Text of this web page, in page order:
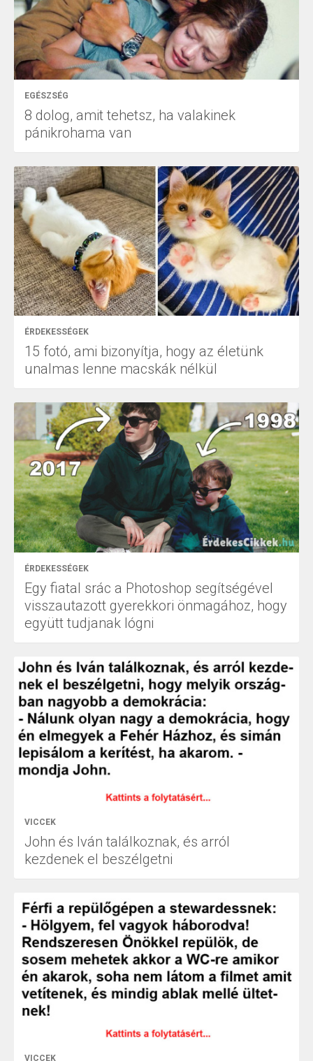
EGÉSZSÉG
8 dolog, amit tehetsz, ha valakinek
pánikrohama van
ÉRDEKESSÉGEK
15 fotó, ami bizonyítja, hogy az életünk
unalmas lenne macskák nélkül
ÉRDEKESSÉGEK
Egy fiatal srác a Photoshop segítségével
visszautazott gyerekkori önmagához, hogy
együtt tudjanak lógni
VICCEK
John és Iván találkoznak, és arról
kezdenek el beszélgetni
VICCEK